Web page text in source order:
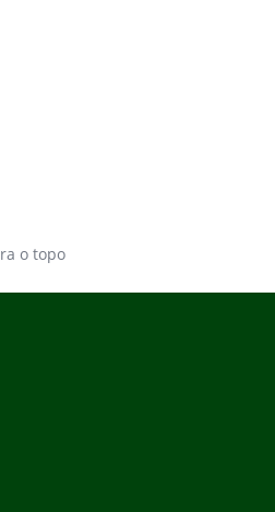
o topo